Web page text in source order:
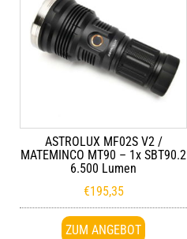
ASTROLUX MF02S V2 /
MATEMINCO MT90 – 1x SBT90.2
6.500 Lumen
€195,35
ZUM ANGEBOT